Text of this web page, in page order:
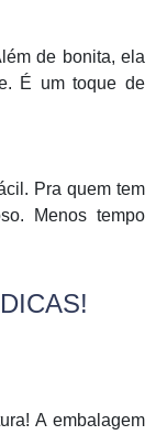
de bonita, ela
É um toque de
Pra quem tem
Menos tempo
A embalagem